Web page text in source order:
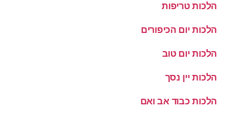
הלכות טריפות
הלכות יום הכיפורים
הלכות יום טוב
הלכות יין נסך
הלכות כבוד אב ואם